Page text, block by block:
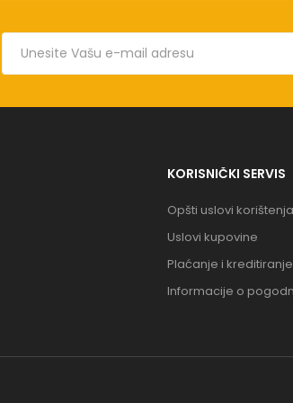
KORISNIČKI SERVIS
Opšti uslovi korištenja
Uslovi kupovine
Plaćanje i kreditiranje
Informacije o